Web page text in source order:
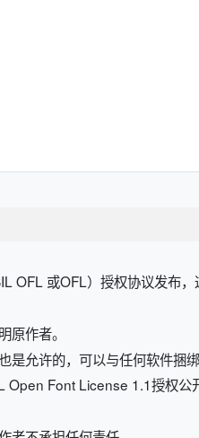
OFL 或OFL） 授权协议发布，
作者。
允许的，可以与任何软件捆
Font License 1.1授权公